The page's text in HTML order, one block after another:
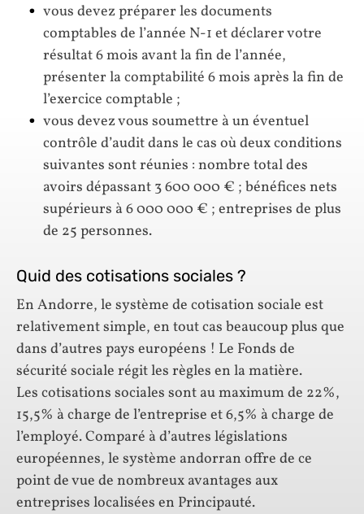
vous devez préparer les documents
comptables de l’année N-1 et déclarer votre
résultat 6 mois avant la fin de l’année,
présenter la comptabilité 6 mois après la fin de
l’exercice comptable ;
vous devez vous soumettre à un éventuel
contrôle d’audit dans le cas où deux conditions
suivantes sont réunies : nombre total des
avoirs dépassant 3 600 000 € ; bénéfices nets
supérieurs à 6 000 000 € ; entreprises de plus
de 25 personnes.
Quid des cotisations sociales ?
En Andorre, le système de cotisation sociale est
relativement simple, en tout cas beaucoup plus que
dans d’autres pays européens ! Le Fonds de
sécurité sociale régit les règles en la matière.
Les cotisations sociales sont au maximum de 22%,
15,5% à charge de l’entreprise et 6,5% à charge de
l’employé. Comparé à d’autres législations
européennes, le système andorran offre de ce
point de vue de nombreux avantages aux
entreprises localisées en Principauté.